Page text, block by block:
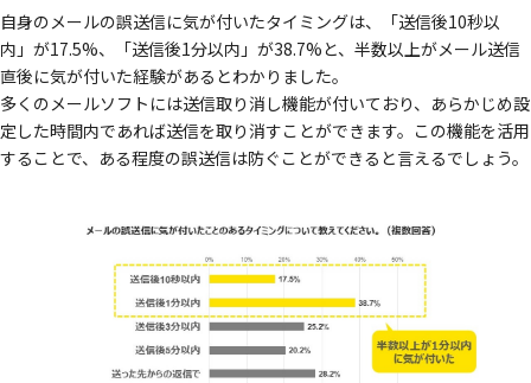
自身のメールの誤送信に気が付いたタイミングは、「送信後10秒以
内」が17.5%、「送信後1分以内」が38.7%と、半数以上がメール送信
直後に気が付いた経験があるとわかりました。
多くのメールソフトには送信取り消し機能が付いており、あらかじめ設
定した時間内であれば送信を取り消すことができます。この機能を活用
することで、ある程度の誤送信は防ぐことができると言えるでしょう。